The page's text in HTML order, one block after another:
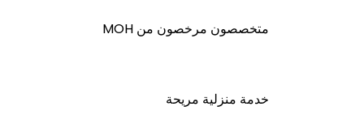
متخصصون مرخصون من MOH
خدمة منزلية مريحة